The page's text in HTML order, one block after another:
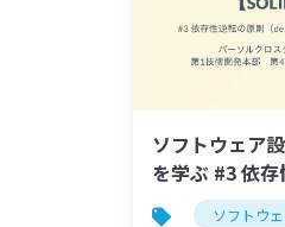
ソフトウェア
を学ぶ #3 依
ソフトウ